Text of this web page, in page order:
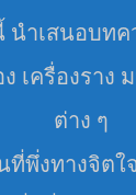
นำเสนอบทค
เครื่องราง
ต่าง ๆ
ที่พึ่งทางจิตใ